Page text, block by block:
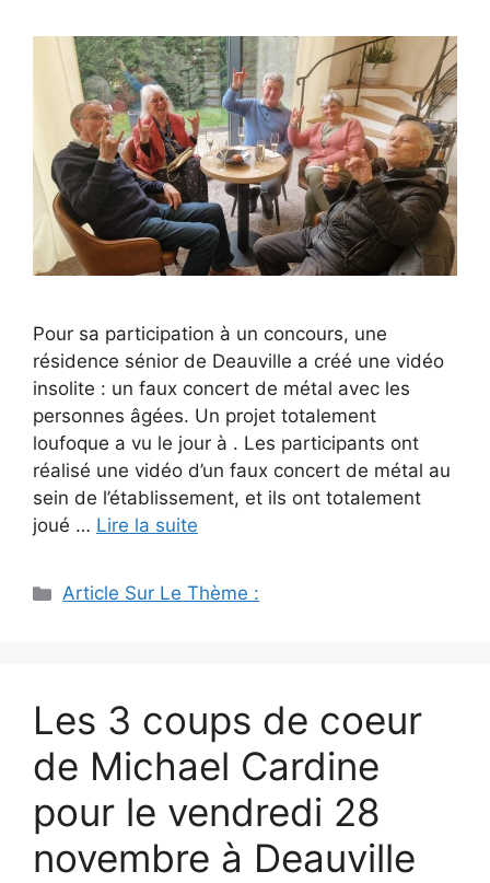
Pour sa participation à un concours, une
résidence sénior de Deauville a créé une vidéo
insolite : un faux concert de métal avec les
personnes âgées. Un projet totalement
loufoque a vu le jour à . Les participants ont
réalisé une vidéo d’un faux concert de métal au
sein de l’établissement, et ils ont totalement
joué … Lire la suite
Catégories
Article Sur Le Thème :
Les 3 coups de coeur
de Michael Cardine
pour le vendredi 28
novembre à Deauville